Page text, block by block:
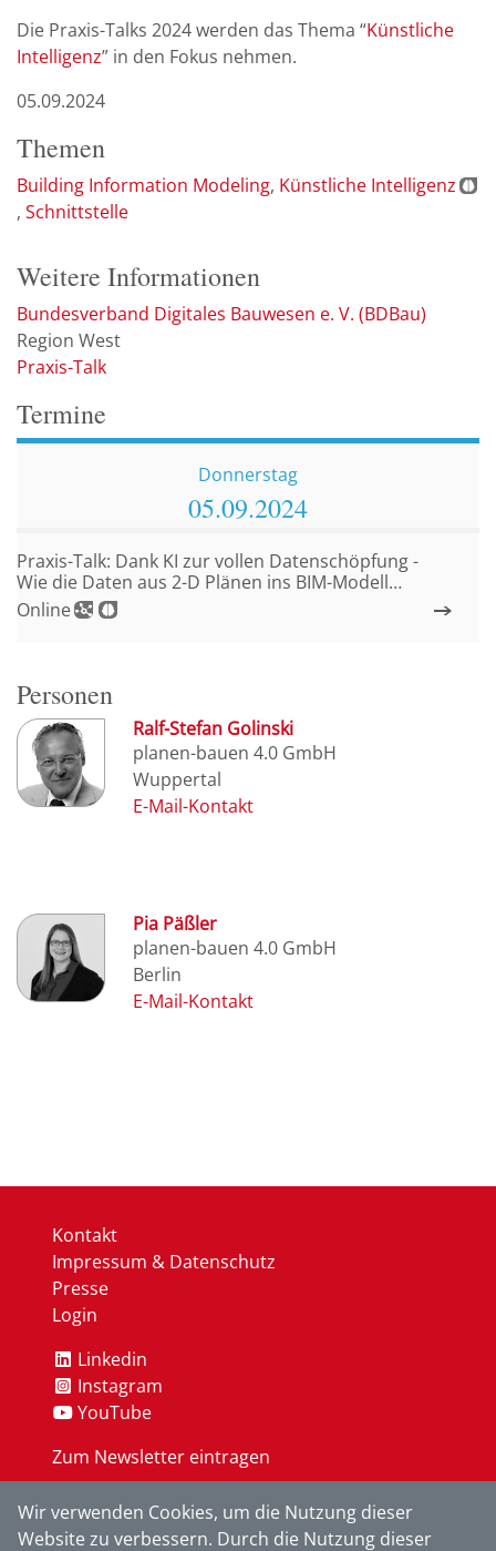
Die Praxis-Talks 2024 werden das Thema “Künstliche
Intelligenz” in den Fokus nehmen.
05.09.2024
Themen
Building Information Modeling Künstliche Intelligenz
Schnittstelle
Termine
Donnerstag
05.09.2024
Online
Praxis-Talk: Dank KI zur vollen Datenschöpfung -
Wie die Daten aus 2-D Plänen ins BIM-Modell
kommen und auch das TGA-Management
profitiert
Weitere Informationen
Bundesverband Digitales Bauwesen e. V. (BDBau)
Region West
Praxis-Talk
Personen
Ralf-Stefan Golinski
planen-bauen 4.0 GmbH
Wuppertal
Pia Päßler
planen-bauen 4.0 GmbH
Berlin
Kontakt
Impressum & Datenschutz
Presse
Login
Linkedin
Instagram
YouTube
Zum Newsletter eintragen
OK
Wir verwenden Cookies, um die Nutzung dieser
Website zu verbessern. Durch die Nutzung dieser